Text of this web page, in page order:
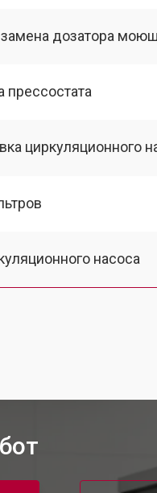
дозатора
прессостата
циркуляционного
насоса
насоса
патрубка